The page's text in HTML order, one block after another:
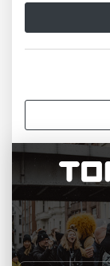
nach
Fersenschmerzen?
der
häufigsten
Ursachen
ist
die…
Alle